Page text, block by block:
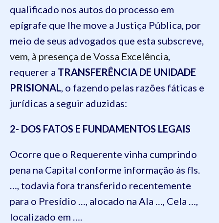
qualificado nos autos do processo em
epígrafe que lhe move a Justiça Pública, por
meio de seus advogados que esta subscreve,
vem, à presença de Vossa Excelência,
requerer a TRANSFERÊNCIA DE UNIDADE
PRISIONAL, o fazendo pelas razões fáticas e
jurídicas a seguir aduzidas:
2- DOS FATOS E FUNDAMENTOS LEGAIS
Ocorre que o Requerente vinha cumprindo
pena na Capital conforme informação às fls.
…, todavia fora transferido recentemente
para o Presídio …, alocado na Ala …, Cela …,
localizado em ….